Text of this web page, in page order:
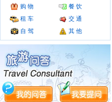
购 物
餐 饮
租 车
交 通
自 驾
其 他